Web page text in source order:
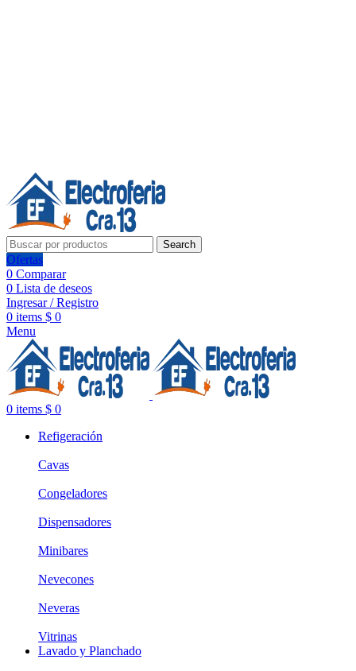
Search
Ofertas
0 Comparar
0 Lista de deseos
Ingresar / Registro
0 items $ 0
Menu
0 items $ 0
Refigeración
Cavas
Congeladores
Dispensadores
Minibares
Nevecones
Neveras
Vitrinas
Lavado y Planchado